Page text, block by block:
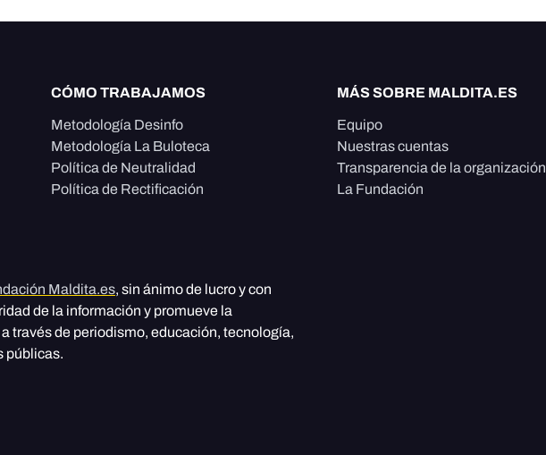
CÓMO TRABAJAMOS
Metodología Desinfo
Metodología La Buloteca
Política de Neutralidad
Política de Rectificación
MÁS SOBRE MALDITA.ES
Equipo
Nuestras cuentas
Transparencia de la organización
La Fundación
Maldita.es, sin ánimo de lucro y con
de la información y promueve la
través de periodismo, educación, tecnología,
públicas.